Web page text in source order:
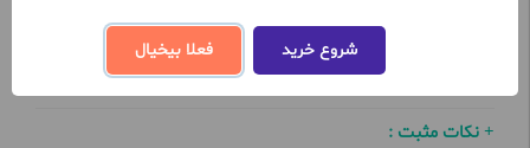
+ نکات مثبت :
شروع خرید فعلا بیخیال